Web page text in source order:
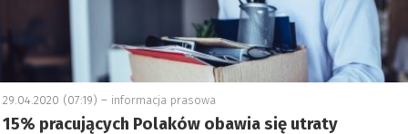
29.04.2020 (07:19) – informacja prasowa
15% pracujących Polaków obawia się utraty